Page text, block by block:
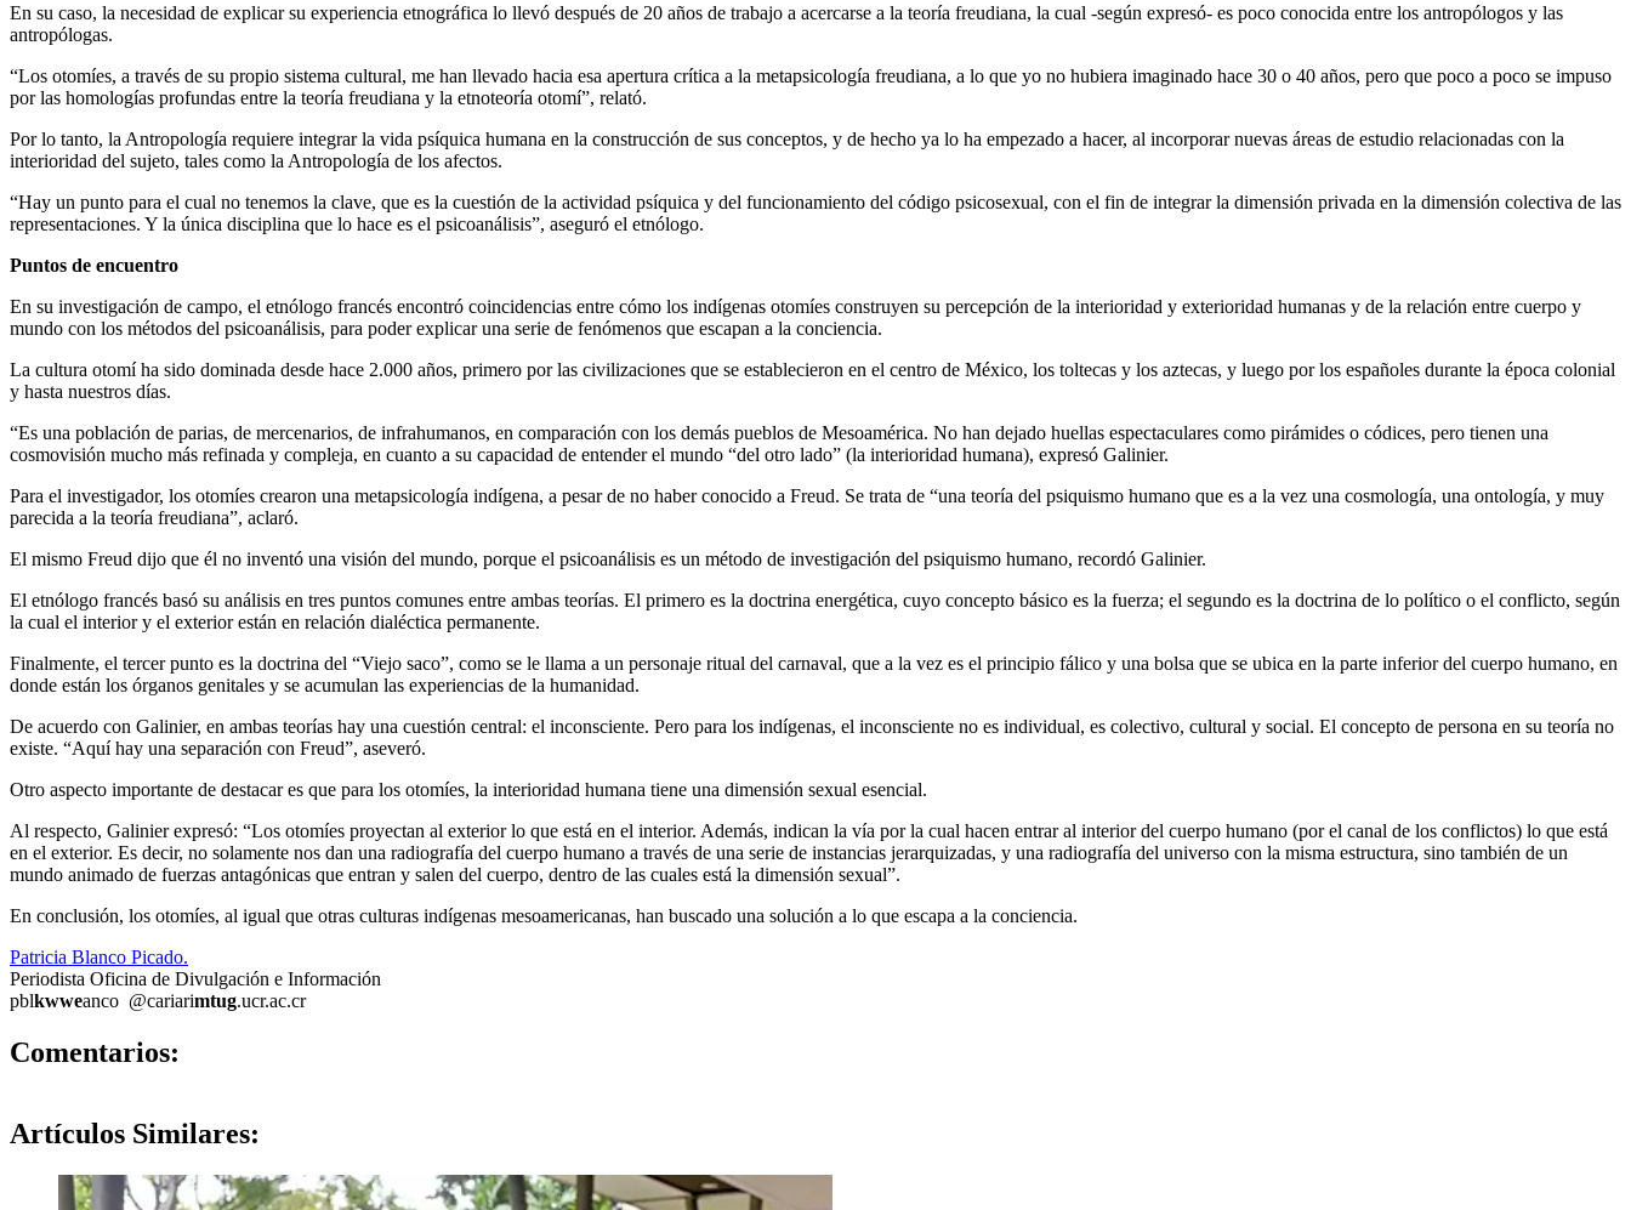
En su caso, la necesidad de explicar su experiencia etnográfica lo llevó después de 20 años de trabajo a acercarse a la teoría freudiana, la cual -según expresó- es poco conocida entre los antropólogos y las
antropólogas.
“Los otomíes, a través de su propio sistema cultural, me han llevado hacia esa apertura crítica a la metapsicología freudiana, a lo que yo no hubiera imaginado hace 30 o 40 años, pero que poco a poco se impuso
por las homologías profundas entre la teoría freudiana y la etnoteoría otomí”, relató.
Por lo tanto, la Antropología requiere integrar la vida psíquica humana en la construcción de sus conceptos, y de hecho ya lo ha empezado a hacer, al incorporar nuevas áreas de estudio relacionadas con la
interioridad del sujeto, tales como la Antropología de los afectos.
“Hay un punto para el cual no tenemos la clave, que es la cuestión de la actividad psíquica y del funcionamiento del código psicosexual, con el fin de integrar la dimensión privada en la dimensión colectiva de las
representaciones. Y la única disciplina que lo hace es el psicoanálisis”, aseguró el etnólogo.
Puntos de encuentro
En su investigación de campo, el etnólogo francés encontró coincidencias entre cómo los indígenas otomíes construyen su percepción de la interioridad y exterioridad humanas y de la relación entre cuerpo y
mundo con los métodos del psicoanálisis, para poder explicar una serie de fenómenos que escapan a la conciencia.
La cultura otomí ha sido dominada desde hace 2.000 años, primero por las civilizaciones que se establecieron en el centro de México, los toltecas y los aztecas, y luego por los españoles durante la época colonial
y hasta nuestros días.
“Es una población de parias, de mercenarios, de infrahumanos, en comparación con los demás pueblos de Mesoamérica. No han dejado huellas espectaculares como pirámides o códices, pero tienen una
cosmovisión mucho más refinada y compleja, en cuanto a su capacidad de entender el mundo “del otro lado” (la interioridad humana), expresó Galinier.
Para el investigador, los otomíes crearon una metapsicología indígena, a pesar de no haber conocido a Freud. Se trata de “una teoría del psiquismo humano que es a la vez una cosmología, una ontología, y muy
parecida a la teoría freudiana”, aclaró.
El mismo Freud dijo que él no inventó una visión del mundo, porque el psicoanálisis es un método de investigación del psiquismo humano, recordó Galinier.
El etnólogo francés basó su análisis en tres puntos comunes entre ambas teorías. El primero es la doctrina energética, cuyo concepto básico es la fuerza; el segundo es la doctrina de lo político o el conflicto, según
la cual el interior y el exterior están en relación dialéctica permanente.
Finalmente, el tercer punto es la doctrina del “Viejo saco”, como se le llama a un personaje ritual del carnaval, que a la vez es el principio fálico y una bolsa que se ubica en la parte inferior del cuerpo humano, en
donde están los órganos genitales y se acumulan las experiencias de la humanidad.
De acuerdo con Galinier, en ambas teorías hay una cuestión central: el inconsciente. Pero para los indígenas, el inconsciente no es individual, es colectivo, cultural y social. El concepto de persona en su teoría no
existe. “Aquí hay una separación con Freud”, aseveró.
Otro aspecto importante de destacar es que para los otomíes, la interioridad humana tiene una dimensión sexual esencial.
Al respecto, Galinier expresó: “Los otomíes proyectan al exterior lo que está en el interior. Además, indican la vía por la cual hacen entrar al interior del cuerpo humano (por el canal de los conflictos) lo que está
en el exterior. Es decir, no solamente nos dan una radiografía del cuerpo humano a través de una serie de instancias jerarquizadas, y una radiografía del universo con la misma estructura, sino también de un
mundo animado de fuerzas antagónicas que entran y salen del cuerpo, dentro de las cuales está la dimensión sexual”.
En conclusión, los otomíes, al igual que otras culturas indígenas mesoamericanas, han buscado una solución a lo que escapa a la conciencia.
Patricia Blanco Picado.
Periodista Oficina de Divulgación e Información
pblkwweanco @cariarimtug.ucr.ac.cr
Comentarios:
Artículos Similares: